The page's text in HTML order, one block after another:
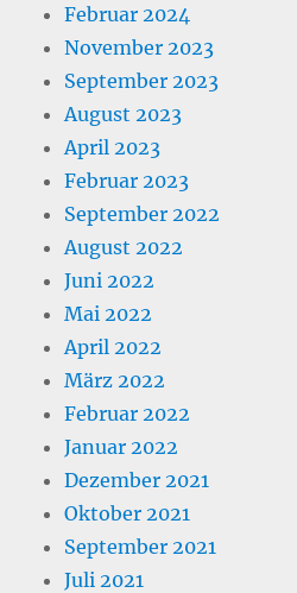
Februar 2024
November 2023
September 2023
August 2023
April 2023
Februar 2023
September 2022
August 2022
Juni 2022
Mai 2022
April 2022
März 2022
Februar 2022
Januar 2022
Dezember 2021
Oktober 2021
September 2021
Juli 2021